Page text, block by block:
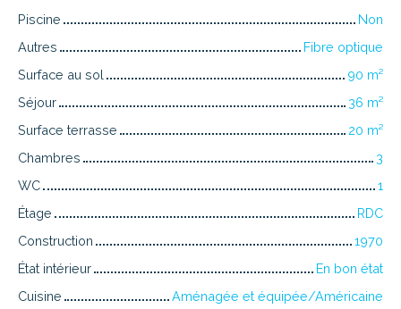
Piscine
Non
Autres
Fibre optique
Surface au sol
90 m²
Séjour
36 m²
Surface terrasse
20 m²
Chambres
3
WC
1
Étage
RDC
Construction
1970
État intérieur
En bon état
Cuisine
Aménagée et équipée/Américaine